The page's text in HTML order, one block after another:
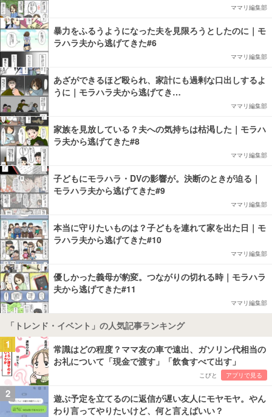
ママリ編集部
暴力をふるうようになった夫を見限ろうとしたのに｜モ
ラハラ夫から逃げてきた#6
ママリ編集部
あざができるほど殴られ、家計にも過剰な口出しするよ
うに｜モラハラ夫から逃げてき…
ママリ編集部
家族を見放している？夫への気持ちは枯渇した｜モラハ
ラ夫から逃げてきた#8
ママリ編集部
子どもにモラハラ・DVの影響が。決断のときが迫る｜
モラハラ夫から逃げてきた#9
ママリ編集部
本当に守りたいものは？子どもを連れて家を出た日｜モ
ラハラ夫から逃げてきた#10
ママリ編集部
優しかった義母が豹変。つながりの切れる時｜モラハラ
夫から逃げてきた#11
ママリ編集部
「トレンド・イベント」の人気記事ランキング
1
常識はどの程度？ママ友の車で遠出、ガソリン代相当の
お礼について「現金で渡す」「飲食すべて出す」
こびと アプリで見る
2
遊ぶ予定を立てるのに返信が遅い友人にモヤモヤ。やん
わり言ってやりたいけど、何と言えばいい？